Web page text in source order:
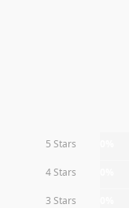
5 Stars
4 Stars
3 Stars